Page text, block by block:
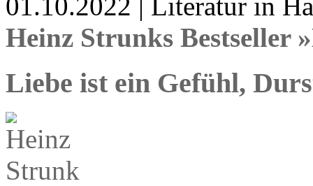
Heinz Strunks Bestseller
Liebe ist ein Gefühl,